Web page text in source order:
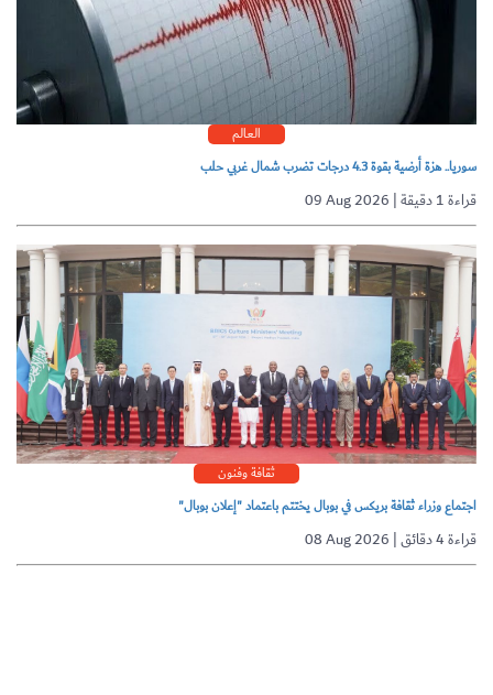
العالم
سوريا.. هزة أرضية بقوة 4.3 درجات تضرب شمال غربي حلب
09 Aug 2026 | قراءة 1 دقيقة
ثقافة وفنون
اجتماع وزراء ثقافة بريكس في بوبال يختتم باعتماد "إعلان بوبال"
08 Aug 2026 | قراءة 4 دقائق